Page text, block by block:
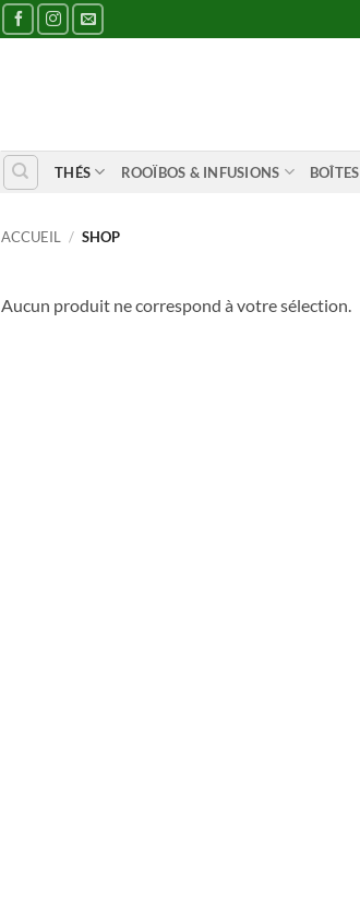
THÉS ROOÏBOS & INFUSIONS BOÎTES
ACCUEIL / SHOP
Aucun produit ne correspond à votre sélection.